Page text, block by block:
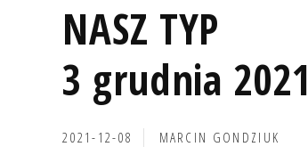
NASZ TYP
3 grudnia 2021
2021-12-08 MARCIN GONDZIUK